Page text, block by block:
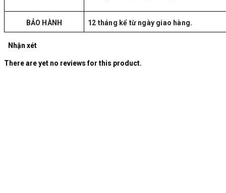
BẢO HÀNH 12 tháng kể từ ngày giao hàng.
Nhận xét
There are yet no reviews for this product.